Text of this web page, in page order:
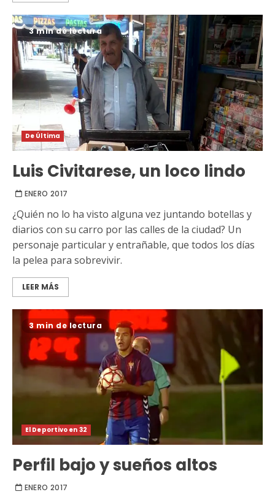
3 min de lectura
De Última
Luis Civitarese, un loco lindo
ENERO 2017
¿Quién no lo ha visto alguna vez juntando botellas y
diarios con su carro por las calles de la ciudad? Un
personaje particular y entrañable, que todos los días
la pelea para sobrevivir.
LEER MÁS
3 min de lectura
El Deportivo en 32
Perfil bajo y sueños altos
ENERO 2017